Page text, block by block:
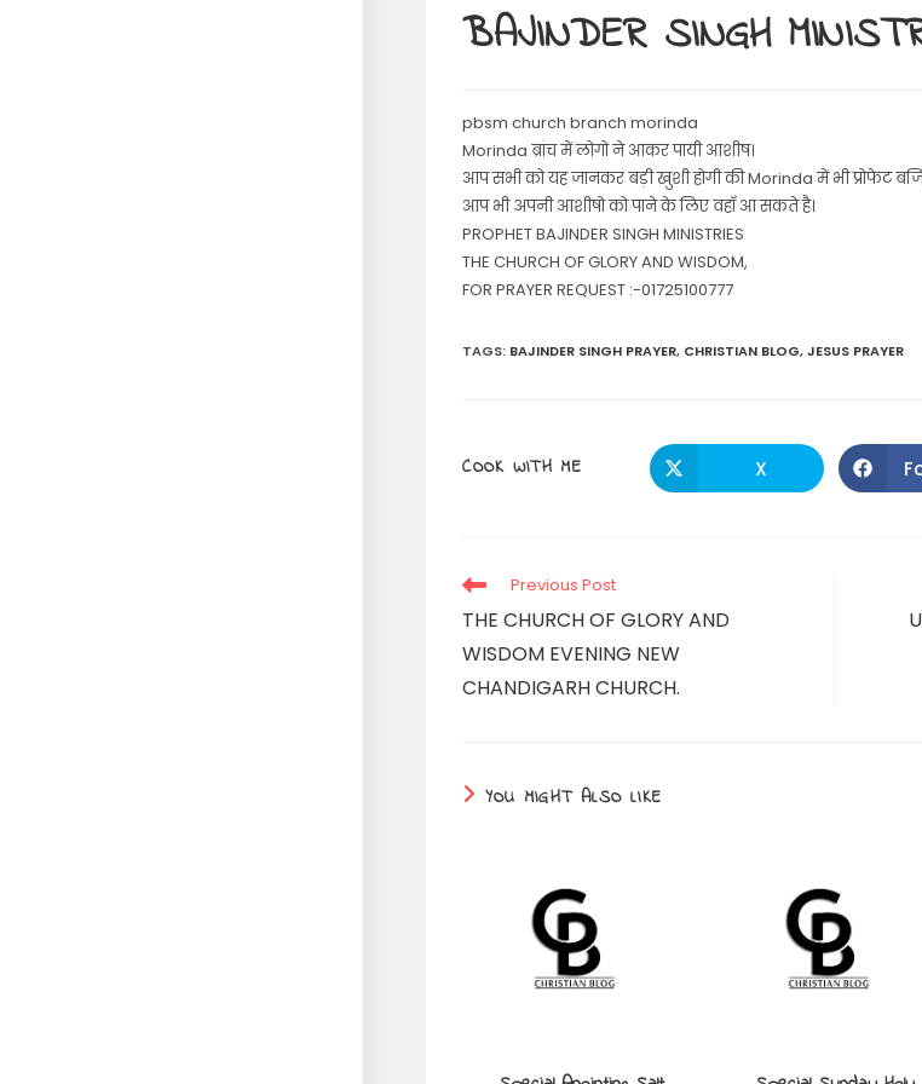
BAJINDER SINGH
pbsm church branch morinda
Morinda ब्रांच में लोगो ने आकर पायी आशीष।
आप सभी को यह जानकर बड़ी खुशी होगी की Morinda में भी प्रोफेट
आप भी अपनी आशीषो को पाने के लिए वहाँ आ सकते है।
PROPHET BAJINDER SINGH MINISTRIES
THE CHURCH OF GLORY AND WISDOM,
FOR PRAYER REQUEST :-01725100777
TAGS: BAJINDER SINGH PRAYER, CHRISTIAN BLOG, JESUS PRAYER
COOK WITH MESHARE
Opens
in
X
Read
articles
Previous Post
THE CHURCH OF GLORY AND
WISDOM EVENING NEW
CHANDIGARH CHURCH.
YOU MIGHT ALSO LIKE